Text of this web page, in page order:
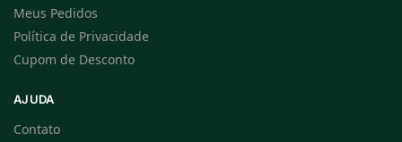
Meus Pedidos
Política de Privacidade
Cupom de Desconto
AJUDA
Contato